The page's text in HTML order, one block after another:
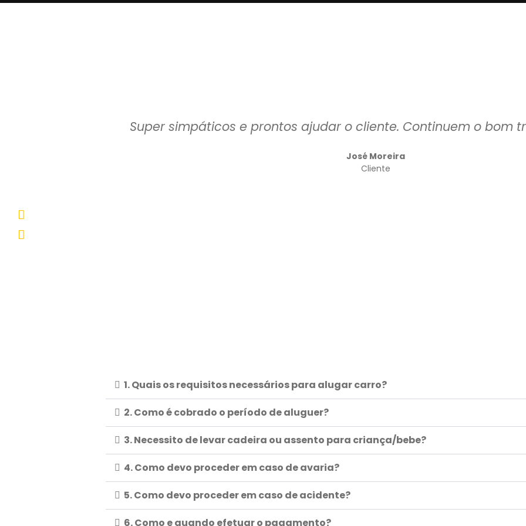
Super simpáticos e prontos ajudar o cliente. Continuem o bom
José Moreira
Cliente
1. Quais os requisitos necessários para alugar carro?
2. Como é cobrado o período de aluguer?
3. Necessito de levar cadeira ou assento para criança/bebe?
4. Como devo proceder em caso de avaria?
5. Como devo proceder em caso de acidente?
6. Como e quando efetuar o pagamento?